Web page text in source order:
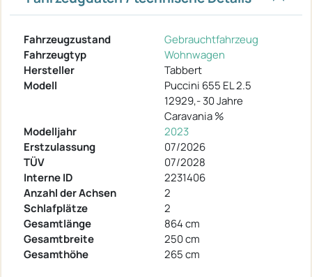
Fahrzeugzustand
Gebrauchtfahrzeug
Fahrzeugtyp
Wohnwagen
Hersteller
Tabbert
Modell
Puccini 655 EL 2.5
12929,- 30 Jahre
Caravania %
Modelljahr
2023
Erstzulassung
07/2026
TÜV
07/2028
Interne ID
2231406
Anzahl der Achsen
2
Schlafplätze
2
Gesamtlänge
864 cm
Gesamtbreite
250 cm
Gesamthöhe
265 cm